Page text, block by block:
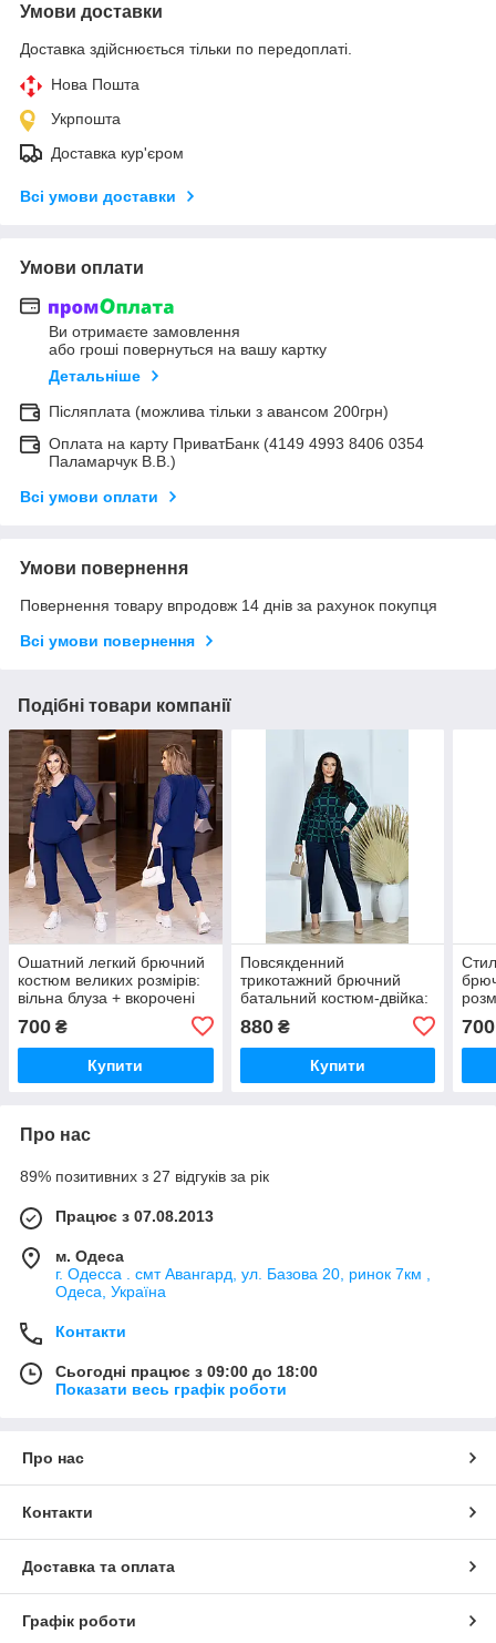
Умови доставки
Доставка здійснюється тільки по передоплаті.
Нова Пошта
Укрпошта
Доставка кур'єром
Всі умови доставки
Умови оплати
Ви отримаєте замовлення
або гроші повернуться на вашу картку
Детальніше
Післяплата (можлива тільки з авансом 200грн)
Оплата на карту ПриватБанк (4149 4993 8406 0354
Паламарчук В.В.)
Всі умови оплати
Умови повернення
Повернення товару впродовж 14 днів за рахунок покупця
Всі умови повернення
Подібні товари компанії
Ошатний легкий брючний
костюм великих розмірів:
вільна блуза + вкорочені
Арт-2095/42
700 ₴
Купити
Повсякденний
трикотажний брючний
батальний костюм-двійка:
кофта + штани (р.48-58).
Арт-2802/2
880₴
Купити
700
Про нас
89% позитивних з 27 відгуків за рік
Працює з 07.08.2013
м. Одеса
г. Одесса . смт Авангард, ул. Базова 20, ринок 7км ,
Одеса, Україна
Контакти
Сьогодні працює з 09:00 до 18:00
Показати весь графік роботи
Про нас
Контакти
Доставка та оплата
Графік роботи